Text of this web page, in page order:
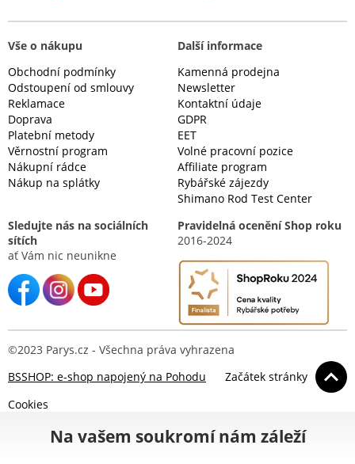
Vše o nákupu
Obchodní podmínky
Odstoupení od smlouvy
Reklamace
Doprava
Platební metody
Věrnostní program
Nákupní rádce
Nákup na splátky
Další informace
Kamenná prodejna
Newsletter
Kontaktní údaje
GDPR
EET
Volné pracovní pozice
Affiliate program
Rybářské zájezdy
Shimano Rod Test Center
Sledujte nás na sociálních
sítích
ať Vám nic neunikne
Pravidelná ocenění Shop roku
2016-2024
©2023 Parys.cz - Všechna práva vyhrazena
BSSHOP: e-shop napojený na Pohodu
Začátek stránky
Cookies
Na vašem soukromí nám záleží